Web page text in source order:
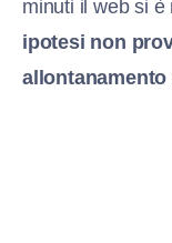
minuti il web si
ipotesi non
allontanamento